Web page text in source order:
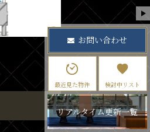
お問い合わせ
最近見た物件 検討中リスト
リアルタイム更新一覧